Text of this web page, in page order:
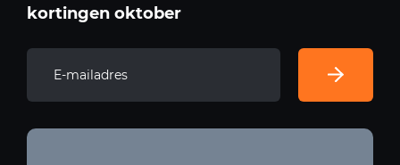
kortingen oktober